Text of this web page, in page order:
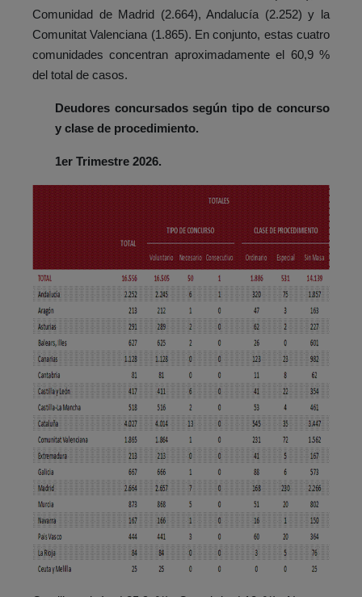
Comunidad de Madrid (2.664), Andalucía (2.252) y la
Comunitat Valenciana (1.865). En conjunto, estas cuatro
comunidades concentran aproximadamente el 60,9 %
del total de casos.
Deudores concursados según tipo de concurso
y clase de procedimiento.
1er Trimestre 2026.